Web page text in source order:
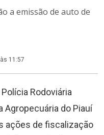
a emissão de auto de
11:57
Rodoviária
Agropecuária do Piauí
ações de fiscalização